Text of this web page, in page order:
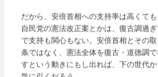
だから、安倍首相への支持率は高くて
自民党の憲法改正案とかは、復古調過
で支持も関心もない。安倍首相とその
条ではなく、憲法全体を復古・道徳調
すという動きにもし出れば、下の世代